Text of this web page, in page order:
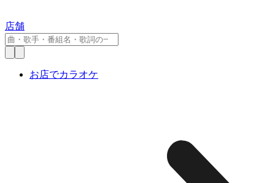
店舗
お店でカラオケ